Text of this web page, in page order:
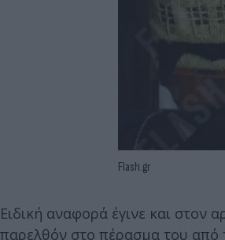
Flash.gr
Ειδική αναφορά έγινε και
παρελθόν στο πέρασμα του από